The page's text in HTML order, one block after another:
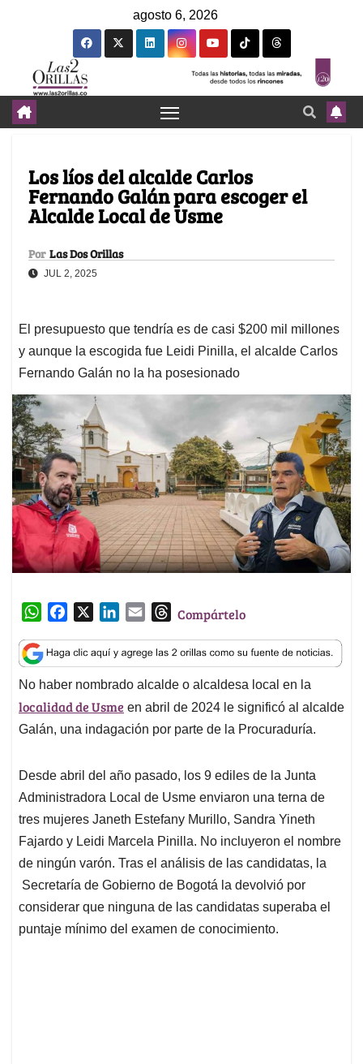
agosto 6, 2026
Los líos del alcalde Carlos
Fernando Galán para escoger el
Alcalde Local de Usme
Por Las Dos Orillas
JUL 2, 2025
El presupuesto que tendría es de casi $200 mil millones
y aunque la escogida fue Leidi Pinilla, el alcalde Carlos
Fernando Galán no la ha posesionado
W
a
t
s
A
p
c
e
b
o
o
n
k
e
d
I
a
i
l
T
r
e
a
d
s
Compártelo
No haber nombrado alcalde o alcaldesa local en la
localidad de Usme en abril de 2024 le significó al alcalde
Galán, una indagación por parte de la Procuraduría.
Desde abril del año pasado, los 9 ediles de la Junta
Administradora Local de Usme enviaron una terna de
tres mujeres Janeth Estefany Murillo, Sandra Yineth
Fajardo y Leidi Marcela Pinilla. No incluyeron el nombre
de ningún varón. Tras el análisis de las candidatas, la
Secretaría de Gobierno de Bogotá la devolvió por
considerar que ninguna de las candidatas superaba el
puntaje mínimo del examen de conocimiento.